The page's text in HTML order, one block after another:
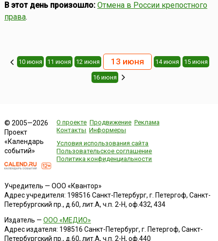
В этот день произошло: Отмена в России крепостного
права.
10 июня 11 июня 12 июня 13 июня 14 июня 15 июня
16 июня
© 2005—2026
Проект
«Календарь
событий»
О проекте Продвижение Реклама
Контакты Информеры
Условия использования сайта
Пользовательское соглашение
Политика конфиденциальности
Учредитель — ООО «Квантор»
Адрес учредителя: 198516 Санкт-Петербург, г. Петергоф, Санкт-
Петербургский пр., д.60, лит.А, ч.п. 2-Н, оф.432, 434
Издатель — ООО «МЕДИО»
Адрес издателя: 198516 Санкт-Петербург, г. Петергоф, Санкт-
Петербургский пр., д.60, лит.А, ч.п. 2-Н, оф.440